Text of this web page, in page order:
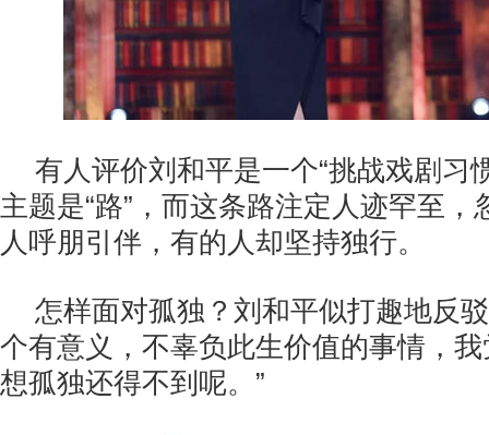
有人评价刘和平是一个“挑战戏剧习
主题是“路”，而这条路注定人迹罕至，
人呼朋引伴，有的人却坚持独行。
怎样面对孤独？刘和平似打趣地反
个有意义，不辜负此生价值的事情，
想孤独还得不到呢。”